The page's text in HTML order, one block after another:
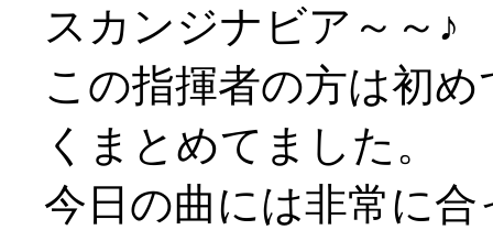
スカンジナビア～～♪
この指揮者の方は初
くまとめてました。
今日の曲には非常に